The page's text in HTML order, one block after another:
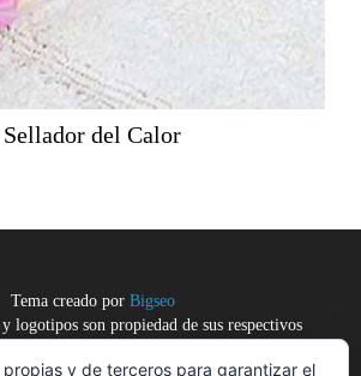
Sellador del Calor
Tema creado por Bigseo
logotipos son propiedad de sus respectivos
propias y de terceros para garantizar el